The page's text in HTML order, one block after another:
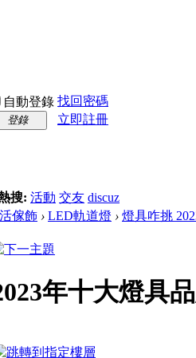
自動登錄 找回密碼
登錄
立即註冊
搜: 活動 交友 discuz
傢飾 › LED軌道燈 › 燈具咋挑
年十大燈具